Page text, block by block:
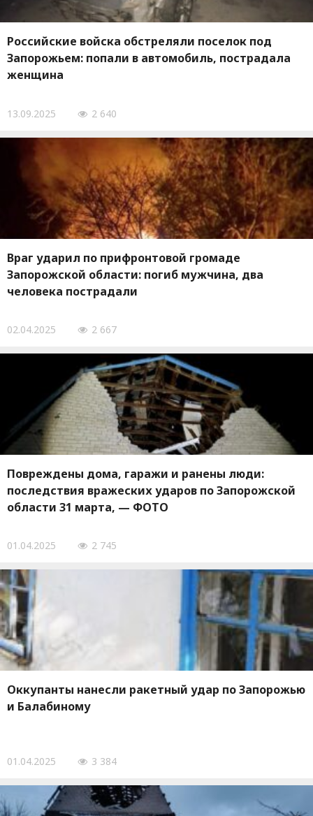
Российские войска обстреляли поселок под
Запорожьем: попали в автомобиль, пострадала
женщина
13.09.2025 2 640
Враг ударил по прифронтовой громаде
Запорожской области: погиб мужчина, два
человека пострадали
02.04.2025 2 667
Повреждены дома, гаражи и ранены люди:
последствия вражеских ударов по Запорожской
области 31 марта, — ФОТО
01.04.2025 2 745
Оккупанты нанесли ракетный удар по Запорожью
и Балабиному
01.04.2025 3 384